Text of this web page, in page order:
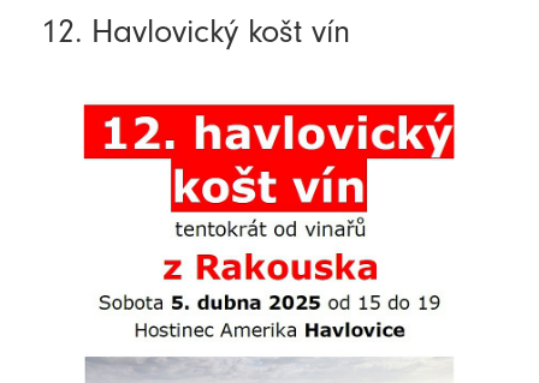
12. Havlovický košt vín